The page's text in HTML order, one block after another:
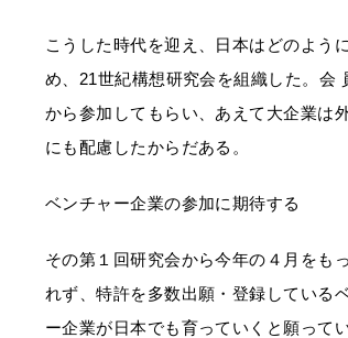
こうした時代を迎え、日本はどのよう
め、21世紀構想研究会を組織した。会
から参加してもらい、あえて大企業は
にも配慮したからだある。
ベンチャー企業の参加に期待する
その第１回研究会から今年の４月をも
れず、特許を多数出願・登録している
ー企業が日本でも育っていくと願って